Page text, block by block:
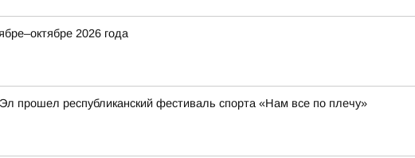
2026 года
прошел республиканский фестиваль спорта «Нам все по плечу»